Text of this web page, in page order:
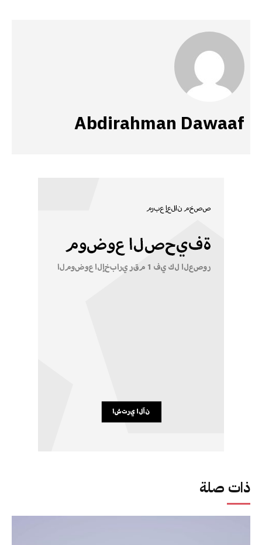
ذات صلة
Abdirahman Dawaaf